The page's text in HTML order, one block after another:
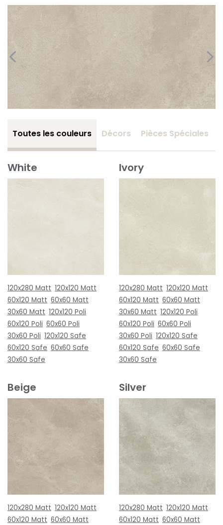
Toutes les couleurs Décors Pièces Spéciales
White
120x280 Matt 120x120 Matt
60x120 Matt 60x60 Matt
30x60 Matt 120x120 Poli
60x120 Poli 60x60 Poli
30x60 Poli 120x120 Safe
60x120 Safe 60x60 Safe
30x60 Safe
Ivory
120x280 Matt 120x120 Matt
60x120 Matt 60x60 Matt
30x60 Matt 120x120 Poli
60x120 Poli 60x60 Poli
30x60 Poli 120x120 Safe
60x120 Safe 60x60 Safe
30x60 Safe
Beige
120x280 Matt 120x120 Matt
60x120 Matt 60x60 Matt
Silver
120x280 Matt 120x120 Matt
60x120 Matt 60x60 Matt